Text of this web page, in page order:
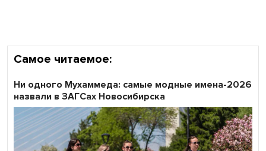
Самое читаемое:
Ни одного Мухаммеда: самые модные имена-2026
назвали в ЗАГСах Новосибирска